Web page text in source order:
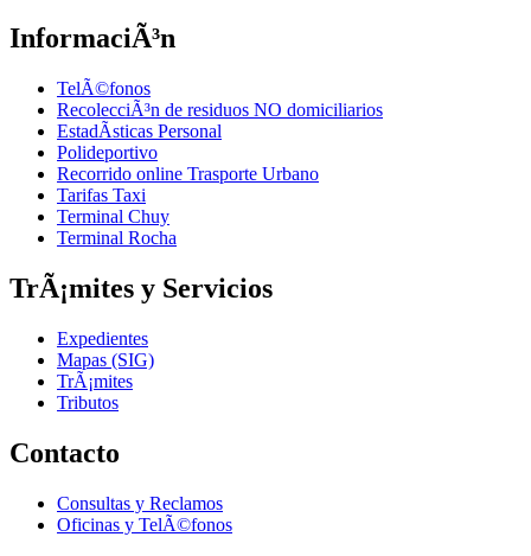
InformaciÃ³n
TelÃ©fonos
RecolecciÃ³n de residuos NO domiciliarios
EstadÃ­sticas Personal
Polideportivo
Recorrido online Trasporte Urbano
Tarifas Taxi
Terminal Chuy
Terminal Rocha
TrÃ¡mites y Servicios
Expedientes
Mapas (SIG)
TrÃ¡mites
Tributos
Contacto
Consultas y Reclamos
Oficinas y TelÃ©fonos